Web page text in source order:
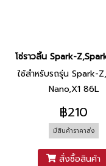
โซ่ราวลิ้น Spark-
ใช้สำหรับรถรุ่น Spark-
Nano,X1 86L
฿210
มีสินค้าราคาส่ง
สั่งซื้อสินค้า